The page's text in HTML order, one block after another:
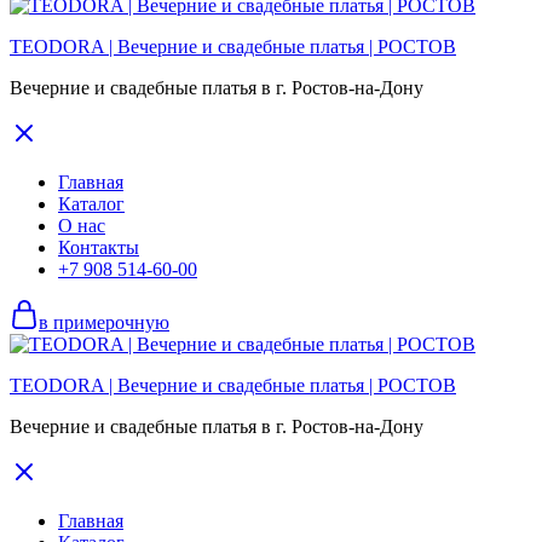
TEODORA | Вечерние и свадебные платья | РОСТОВ
Вечерние и свадебные платья в г. Ростов-на-Дону
Главная
Каталог
О нас
Контакты
+7 908 514-60-00
в примерочную
TEODORA | Вечерние и свадебные платья | РОСТОВ
Вечерние и свадебные платья в г. Ростов-на-Дону
Главная